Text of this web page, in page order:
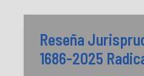
Reseña
1686-2025